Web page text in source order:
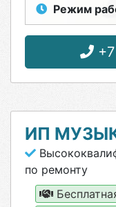
Режим
ИП
по ремонту